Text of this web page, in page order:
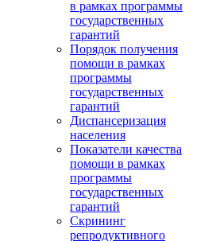
в рамках программы
государственных
гарантий
Порядок получения
помощи в рамках
программы
государственных
гарантий
Диспансеризация
населения
Показатели качества
помощи в рамках
программы
государственных
гарантий
Скрининг
репродуктивного